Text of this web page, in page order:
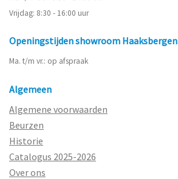
Vrijdag: 8:30 - 16:00 uur
Openingstijden showroom Haaksbergen
Ma. t/m vr.: op afspraak
Algemeen
Algemene voorwaarden
Beurzen
Historie
Catalogus 2025-2026
Over ons